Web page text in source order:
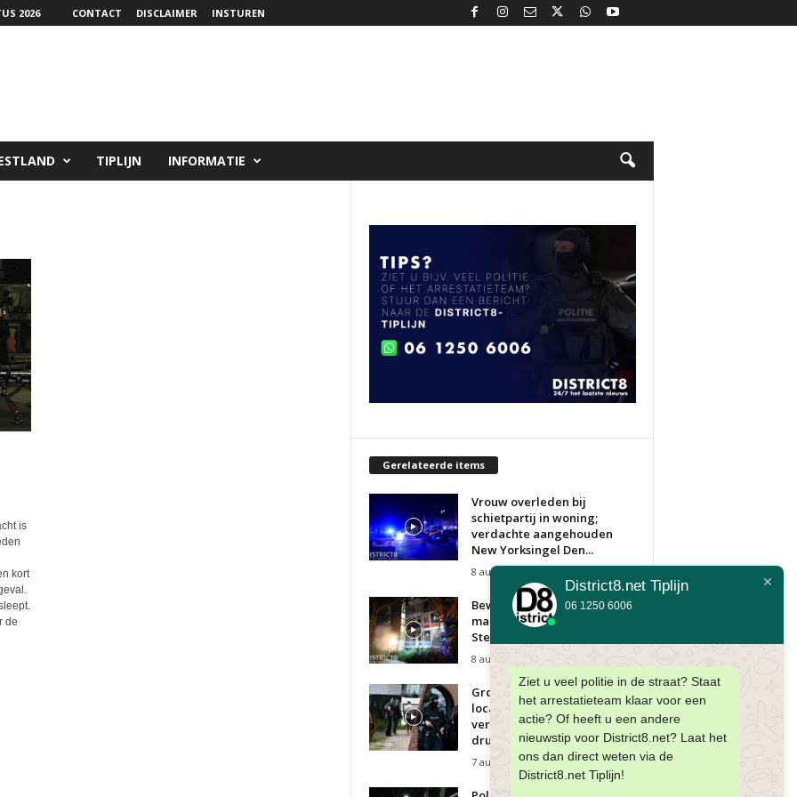
2026 CONTACT DISCLAIMER INSTUREN
TIPLIJN INFORMATIE
is
kort
de
Gerelateerde items
Vrouw overleden bij
schietpartij in woning;
verdachte aangehouden
New Yorksingel Den...
8 augustus 2026
Bewoner gewond bij korte
maar felle woningbrand
Sterrenoord Den Haag
8 augustus 2026
Grote politieacties op twee
locaties, meerdere
verdachten aangehouden in
drugsonderzoek Den...
7 augustus 2026
District8.net Tiplijn
06 1250 6006
Ziet u veel politie in de straat? Staat
het arrestatieteam klaar voor een
actie? Of heeft u een andere
nieuwstip voor District8.net? Laat het
ons dan direct weten via de
District8.net Tiplijn!